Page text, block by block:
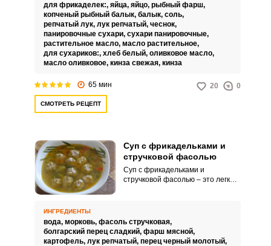
для фрикаделек:, яйца, яйцо, рыбный фарш,
копченый рыбный балык, балык, соль,
репчатый лук, лук репчатый, чеснок,
панировочные сухари, сухари панировочные,
растительное масло, масло растительное,
для сухариков:, хлеб белый, оливковое масло,
масло оливковое, кинза свежая, кинза
65 мин 20 0
СМОТРЕТЬ РЕЦЕПТ
Суп с фрикадельками и
стручковой фасолью
Суп с фрикадельками и
стручковой фасолью – это легкое,
овощей: лук, морковку, болгарский
перец, картошку, чеснок и
стручковую фасоль.
ИНГРЕДИЕНТЫ
вода, морковь, фасоль стручковая,
болгарский перец сладкий, фарш мясной,
картофель, лук репчатый, перец черный молотый,